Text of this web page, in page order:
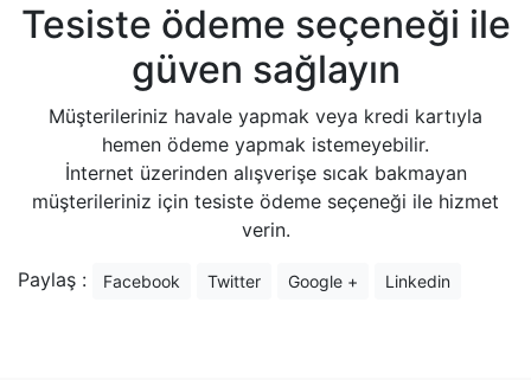
Tesiste ödeme seçeneği ile
güven sağlayın
Müşterileriniz havale yapmak veya kredi kartıyla
hemen ödeme yapmak istemeyebilir.
İnternet üzerinden alışverişe sıcak bakmayan
müşterileriniz için tesiste ödeme seçeneği ile hizmet
verin.
Paylaş : Facebook Twitter Google + Linkedin